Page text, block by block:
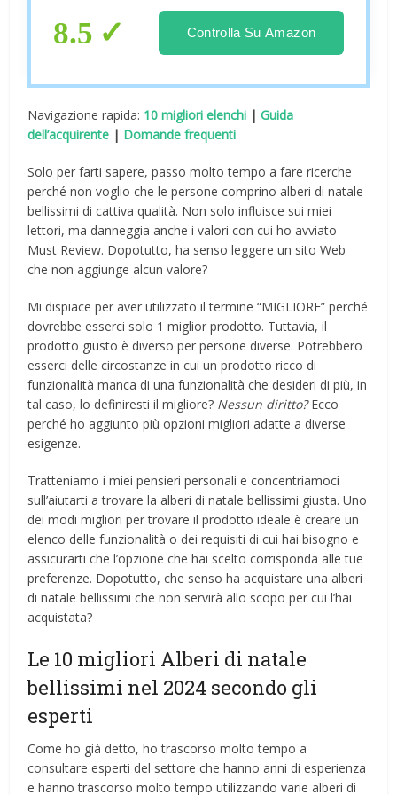
8.5 Controlla Su Amazon
Navigazione rapida: 10 migliori elenchi |Guida
dell’acquirente | Domande frequenti
Solo per farti sapere, passo molto tempo a fare ricerche
perché non voglio che le persone comprino alberi di natale
bellissimi di cattiva qualità. Non solo influisce sui miei
lettori, ma danneggia anche i valori con cui ho avviato
Must Review. Dopotutto, ha senso leggere un sito Web
che non aggiunge alcun valore?
Mi dispiace per aver utilizzato il termine “MIGLIORE” perché
dovrebbe esserci solo 1 miglior prodotto. Tuttavia, il
prodotto giusto è diverso per persone diverse. Potrebbero
esserci delle circostanze in cui un prodotto ricco di
funzionalità manca di una funzionalità che desideri di più, in
tal caso, lo definiresti il ​​migliore? Nessun diritto?Ecco
perché ho aggiunto più opzioni migliori adatte a diverse
esigenze.
Tratteniamo i miei pensieri personali e concentriamoci
sull’aiutarti a trovare la alberi di natale bellissimi giusta. Uno
dei modi migliori per trovare il prodotto ideale è creare un
elenco delle funzionalità o dei requisiti di cui hai bisogno e
assicurarti che l’opzione che hai scelto corrisponda alle tue
preferenze. Dopotutto, che senso ha acquistare una alberi
di natale bellissimi che non servirà allo scopo per cui l’hai
acquistata?
Le 10 migliori Alberi di natale
bellissimi nel 2024 secondo gli
esperti
Come ho già detto, ho trascorso molto tempo a
consultare esperti del settore che hanno anni di esperienza
e hanno trascorso molto tempo utilizzando varie alberi di